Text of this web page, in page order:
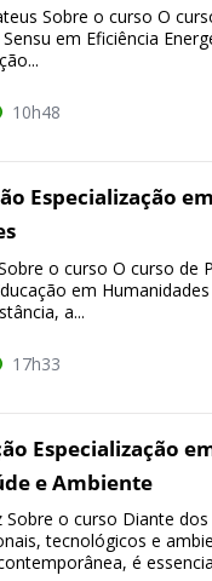
Sobre o curso O
em Eficiência
10h48
Especialização
o curso O curso de
em
a...
17h33
Especialização
e Ambiente
Sobre o curso Diante
tecnológicos e
é